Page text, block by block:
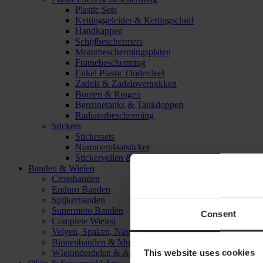
Consent
This website uses cookies
Plastic Sets
Kettinggeleider & Kettingschuif
Handkappen
Schijfbeschermers
Motorbeschermingsplaten
Framebescherming
Enkel Plastic Onderdeel
Zadels & Zadelovertrekken
Bouten & Ringen
Benzinetanks & Tankdoppen
Radiatorbescherming
Stickers
Stickersets
Nummerplaatsticker
Stickervellen & Stickers
Banden & Wielen
Crossbanden
Enduro Banden
Spijkerbanden
Supermoto Banden
Complete Wielen
Velgen, Spaken, Naven & Lagers
Binnenbanden & Mousses
WIelonderdelen & Accessoires